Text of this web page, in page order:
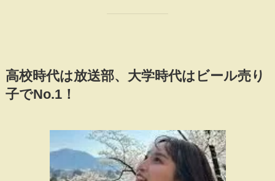
高校時代は放送部、大学時代はビール売り
子でNo.1！